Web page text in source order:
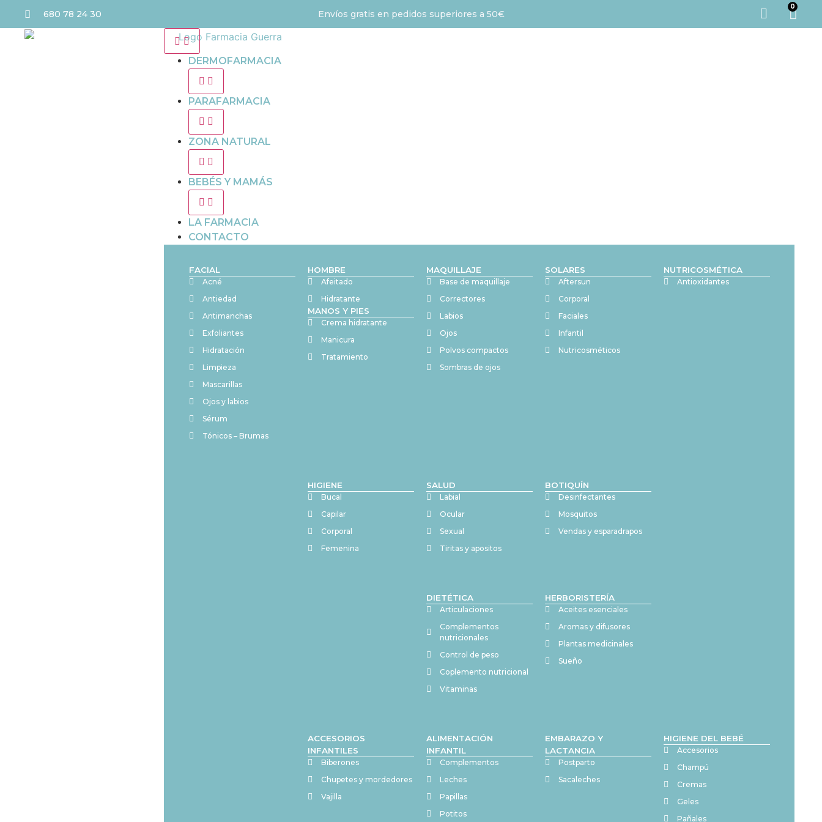
680 78 24 30 Envíos gratis en pedidos superiores a 50€
0
DERMOFARMACIA
PARAFARMACIA
ZONA NATURAL
BEBÉS Y MAMÁS
LA FARMACIA
CONTACTO
FACIAL
Acné
Antiedad
Antimanchas
Exfoliantes
Hidratación
Limpieza
Mascarillas
Ojos y labios
Sérum
Tónicos – Brumas
HOMBRE
Afeitado
Hidratante
MANOS Y PIES
Crema hidratante
Manicura
Tratamiento
MAQUILLAJE
Base de maquillaje
Correctores
Labios
Ojos
Polvos compactos
Sombras de ojos
SOLARES
Aftersun
Corporal
Faciales
Infantil
Nutricosméticos
NUTRICOSMÉTICA
Antioxidantes
HIGIENE
Bucal
Capilar
Corporal
Femenina
SALUD
Labial
Ocular
Sexual
Tiritas y apositos
BOTIQUÍN
Desinfectantes
Mosquitos
Vendas y esparadrapos
DIETÉTICA
Articulaciones
Complementos
nutricionales
Control de peso
Coplemento nutricional
Vitaminas
HERBORISTERÍA
Aceites esenciales
Aromas y difusores
Plantas medicinales
Sueño
ACCESORIOS
INFANTILES
Biberones
Chupetes y mordedores
Vajilla
ALIMENTACIÓN
INFANTIL
Complementos
Leches
Papillas
Potitos
EMBARAZO Y
LACTANCIA
Postparto
Sacaleches
HIGIENE DEL BEBÉ
Accesorios
Champú
Cremas
Geles
Pañales